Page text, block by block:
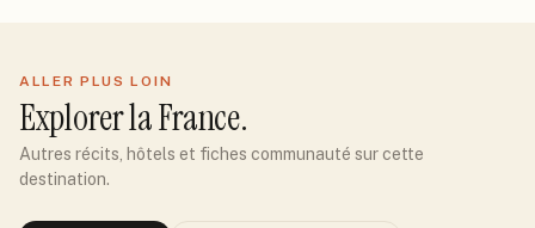
ALLER PLUS LOIN
Explorerla France.
Autres récits, hôtels et fiches communauté sur cette
destination.